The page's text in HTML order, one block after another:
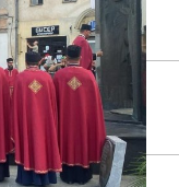
Done